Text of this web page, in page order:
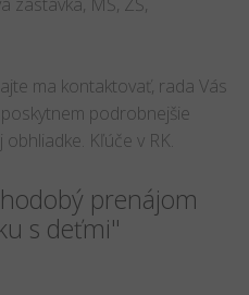
ma kontaktovať, rada Vás
podrobnejšie
Kľúče v RK.
prenájom
s deťmi"